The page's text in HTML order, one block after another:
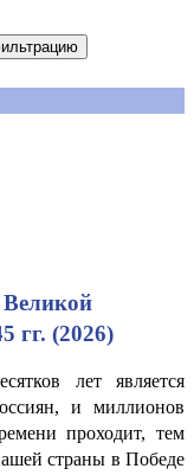
гг. (2026)
лет является
и миллионов
проходит, тем
страны в Победе